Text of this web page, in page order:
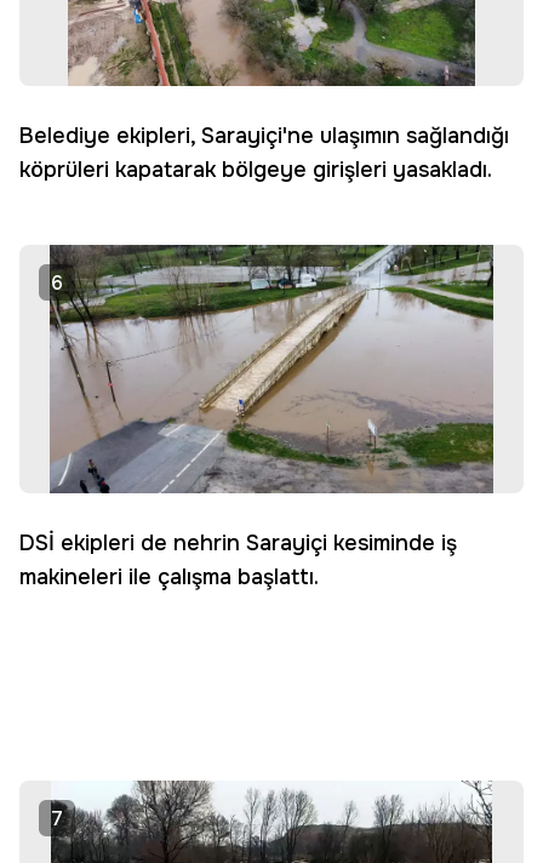
Belediye ekipleri, Sarayiçi'ne ulaşımın sağlandığı
köprüleri kapatarak bölgeye girişleri yasakladı.
6
DSİ ekipleri de nehrin Sarayiçi kesiminde iş
makineleri ile çalışma başlattı.
7